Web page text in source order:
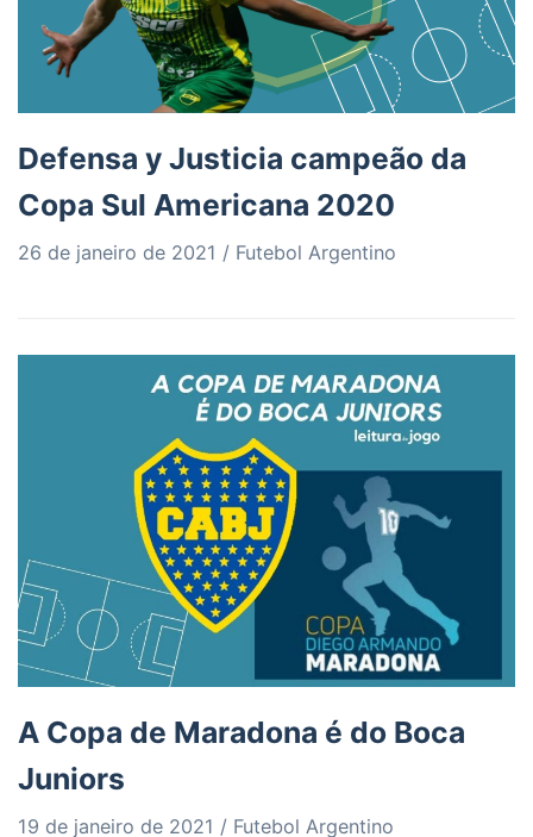
Defensa y Justicia campeão da
Copa Sul Americana 2020
26 de janeiro de 2021 Futebol Argentino
A Copa de Maradona é do Boca
Juniors
19 de janeiro de 2021 Futebol Argentino